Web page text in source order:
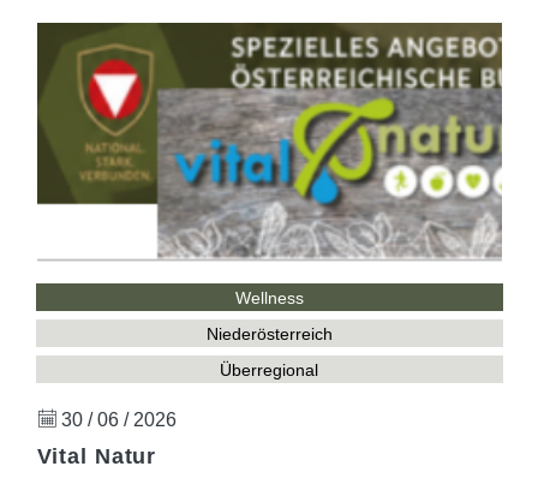
Wellness
Niederösterreich
Überregional
30 / 06 / 2026
Vital Natur